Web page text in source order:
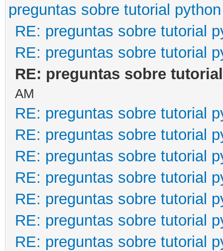
preguntas sobre tutorial python
RE: preguntas sobre tutorial
RE: preguntas sobre tutorial
RE: preguntas sobre
AM
RE: preguntas sobre tutorial
RE: preguntas sobre tutorial
RE: preguntas sobre tutorial
RE: preguntas sobre tutorial
RE: preguntas sobre tutorial
RE: preguntas sobre tutorial
RE: preguntas sobre tutorial